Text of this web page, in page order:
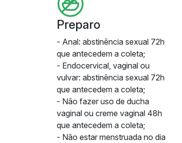
Preparo
- Anal: abstinência sexual 72h
que antecedem a coleta;
- Endocervical, vaginal ou
vulvar: abstinência sexual 72h
que antecedem a coleta;
- Não fazer uso de ducha
vaginal ou creme vaginal 48h
que antecedem a coleta;
- Não estar menstruada no dia